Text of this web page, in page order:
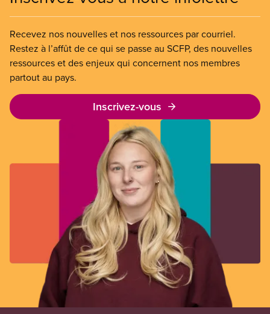
Recevez nos nouvelles et nos ressources par courriel.
Restez à l’affût de ce qui se passe au SCFP, des nouvelles
ressources et des enjeux qui concernent nos membres
partout au pays.
Inscrivez-vous